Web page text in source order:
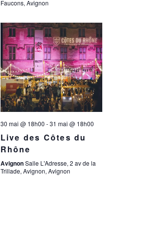
a
t
i
o
n
d
è
n
e
m
e
t
Faucons, Avignon
30 mai @ 18h00 -31 mai @ 18h00
Live des Côtes du
Rhône
AvignonSalle L'Adresse, 2 av de la
Trillade, Avignon, Avignon